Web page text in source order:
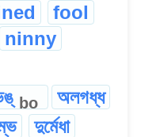
fool
ninny
bo
অলগধ্ধ
দুৰ্মেধা